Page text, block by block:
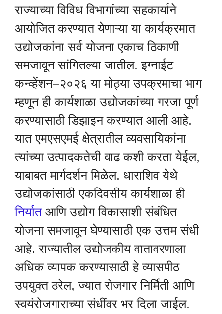
राज्याच्या विविध विभागांच्या सहकार्याने
आयोजित करण्यात येणाऱ्या या कार्यक्रमात
उद्योजकांना सर्व योजना एकाच ठिकाणी
समजावून सांगितल्या जातील. इग्नाईट
कन्व्हेंशन–२०२६ या मोठ्या उपक्रमाचा भाग
म्हणून ही कार्यशाळा उद्योजकांच्या गरजा पूर्ण
करण्यासाठी डिझाइन करण्यात आली आहे.
यात एमएसएमई क्षेत्रातील व्यवसायिकांना
त्यांच्या उत्पादकतेची वाढ कशी करता येईल,
याबाबत मार्गदर्शन मिळेल. धाराशिव येथे
उद्योजकांसाठी एकदिवसीय कार्यशाळा ही
निर्यातआणि उद्योग विकासाशी संबंधित
योजना समजावून घेण्यासाठी एक उत्तम संधी
आहे. राज्यातील उद्योजकीय वातावरणाला
अधिक व्यापक करण्यासाठी हे व्यासपीठ
उपयुक्त ठरेल, ज्यात रोजगार निर्मिती आणि
स्वयंरोजगाराच्या संधींवर भर दिला जाईल.